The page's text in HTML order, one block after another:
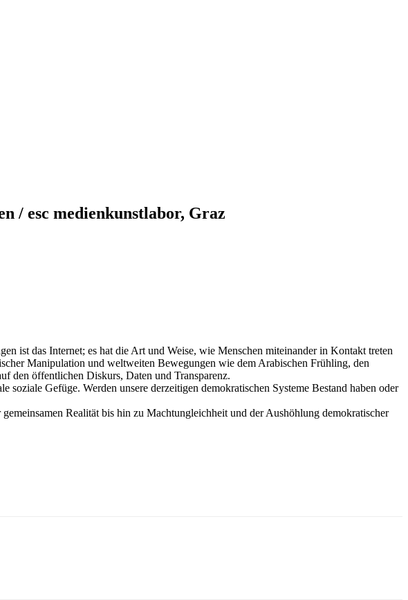
/ esc medienkunstlabor, Graz
ist das Internet; es hat die Art und Weise, wie Menschen miteinander in Kontakt treten
Manipulation und weltweiten Bewegungen wie dem Arabischen Frühling, den
den öffentlichen Diskurs, Daten und Transparenz.
Gefüge. Werden unsere derzeitigen demokratischen Systeme Bestand haben oder
Realität bis hin zu Machtungleichheit und der Aushöhlung demokratischer